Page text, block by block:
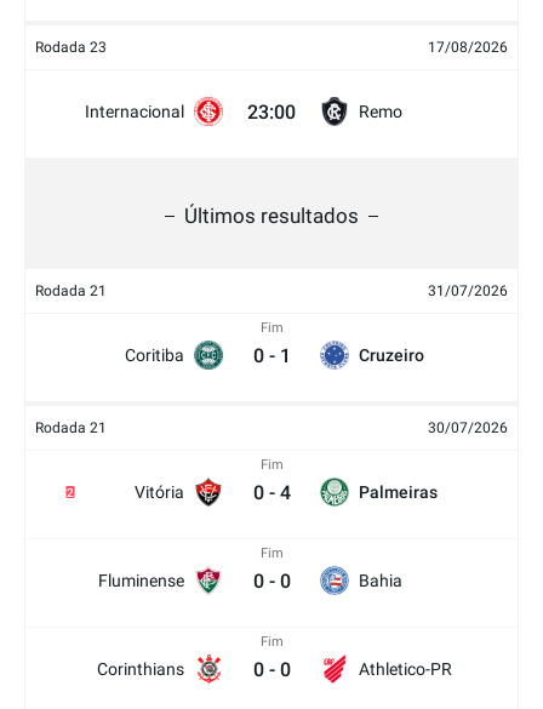
Rodada 23 17/08/2026
Internacional 23:00 Remo
Últimos resultados
Rodada 21 31/07/2026
Coritiba
Fim
0 - 1 Cruzeiro
Rodada 21 30/07/2026
Vitória
2
Fim
0 - 4 Palmeiras
Fluminense
Fim
0 - 0 Bahia
Corinthians
Fim
0 - 0 Athletico-PR